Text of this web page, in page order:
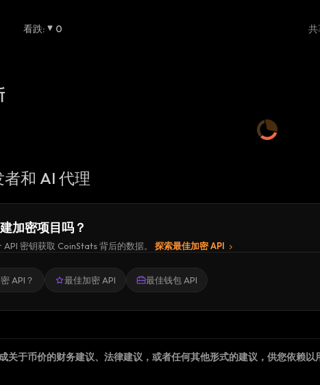
看跌: 0 共
和 AI 代理
加密项目吗？
API 密钥获取 CoinStats 背后的数据。 探索最佳加密 API
API？ 最佳加密 API 最佳钱包 API
关于币价的财务建议、法律建议，或者任何其他形式的建议，供您依赖